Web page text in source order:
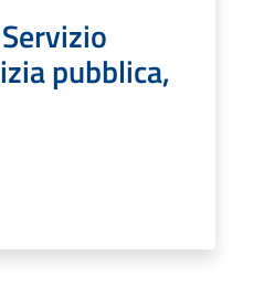
pubblica,